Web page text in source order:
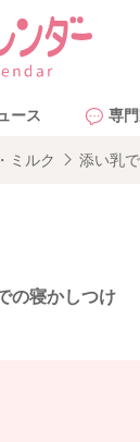
ース 専
ミルク 添い乳
の寝かしつけ